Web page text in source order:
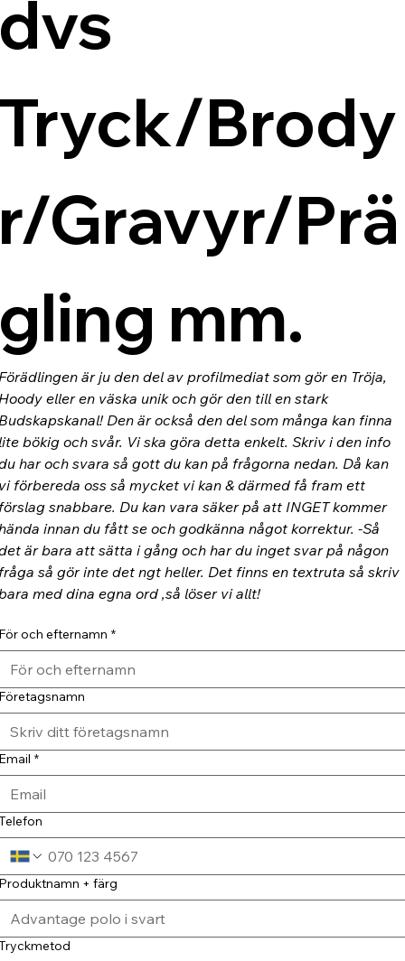
Brody
Gravyr/Prä
mm.
är ju den del av profilmediat som gör en Tröja,
eller en väska unik och gör den till en stark
Den är också den del som många kan finna
bökig och svår. Vi ska göra detta enkelt. Skriv i den info
har och svara så gott du kan på frågorna nedan. Då kan
förbereda oss så mycket vi kan & därmed få fram ett
snabbare. Du kan vara säker på att INGET kommer
innan du fått se och godkänna något korrektur. -Så
är bara att sätta i gång och har du inget svar på någon
så gör inte det ngt heller. Det finns en textruta så skriv
med dina egna ord ,så löser vi allt!
och efternamn *
*
+ färg